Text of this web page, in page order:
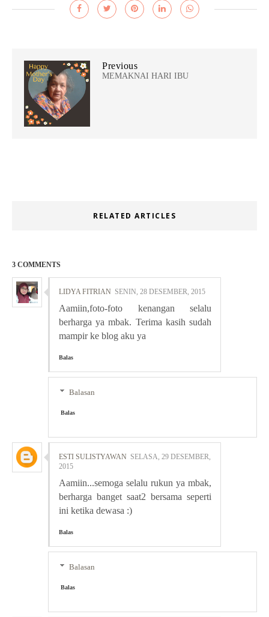
Previous
MEMAKNAI HARI IBU
RELATED ARTICLES
3 COMMENTS
LIDYA FITRIAN SENIN, 28 DESEMBER, 2015
Aamiin,foto-foto kenangan selalu
berharga ya mbak. Terima kasih sudah
mampir ke blog aku ya
Balas
Balasan
Balas
ESTI SULISTYAWAN SELASA, 29 DESEMBER,
2015
Aamiin...semoga selalu rukun ya mbak,
berharga banget saat2 bersama seperti
ini ketika dewasa :)
Balas
Balasan
Balas